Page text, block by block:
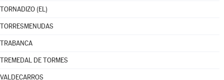
TORNADIZO (EL)
TORRESMENUDAS
TRABANCA
TREMEDAL DE TORMES
VALDECARROS